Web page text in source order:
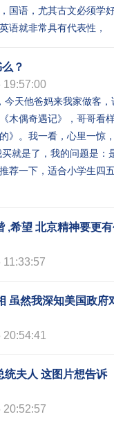
国语，尤其古文必须学
语就非常具有代表性，
？
19:57:00
天他爸妈来我家做客
木偶奇遇记》，哥哥看
》。我一看，心里一惊
就是了，我的问题是
荐一下，适合小学生四
,希望 北京精神要更
11:33:57
虽然我深知美国政府
统夫人 这图片想告诉
20:52:57